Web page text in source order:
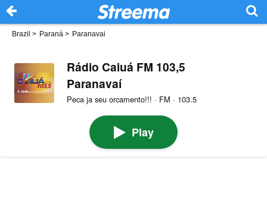
Brazil > Paraná > Paranavai
Rádio Caiuá FM 103,5
Paranavaí
Peca ja seu orcamento!!! · FM · 103.5
Play